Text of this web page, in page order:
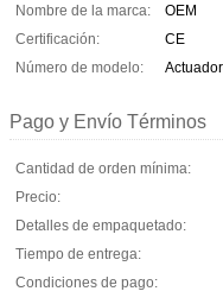
Nombre de la marca:
OEM
Certificación:
CE
Número de modelo:
Pago y Envío Términos
Cantidad de orden mínima:
Precio:
Detalles de empaquetado:
Tiempo de entrega:
Condiciones de pago: